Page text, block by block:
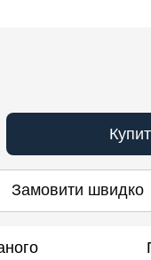
Замовити швидко